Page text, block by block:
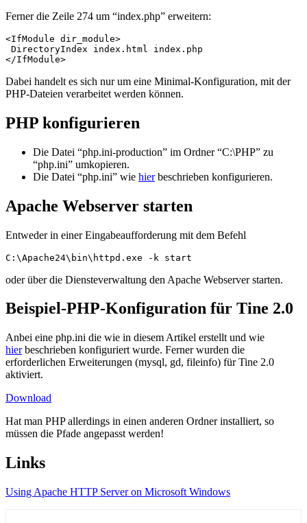
Ferner die Zeile 274 um “index.php” erweitern:
<IfModule dir_module>
DirectoryIndex index.html index.php
</IfModule>
Dabei handelt es sich nur um eine Minimal-Konfiguration, mit der
PHP-Dateien verarbeitet werden können.
PHP konfigurieren
Die Datei “php.ini-production” im Ordner “C:\PHP” zu
“php.ini” umkopieren.
Die Datei “php.ini” wie hierbeschrieben konfigurieren.
Apache Webserver starten
Entweder in einer Eingabeaufforderung mit dem Befehl
C:\Apache24\bin\httpd.exe -k start
oder über die Diensteverwaltung den Apache Webserver starten.
Beispiel-PHP-Konfiguration für Tine 2.0
Anbei eine php.ini die wie in diesem Artikel erstellt und wie
hierbeschrieben konfiguriert wurde. Ferner wurden die
erforderlichen Erweiterungen (mysql, gd, fileinfo) für Tine 2.0
aktiviert.
Download
Hat man PHP allerdings in einen anderen Ordner installiert, so
müssen die Pfade angepasst werden!
Links
Using Apache HTTP Server on Microsoft Windows